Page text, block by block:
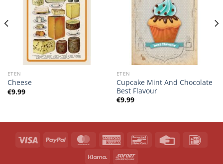
ETEN
Cheese
€9.99
ETEN
Cupcake Mint And Chocolate
Best Flavour
€9.99